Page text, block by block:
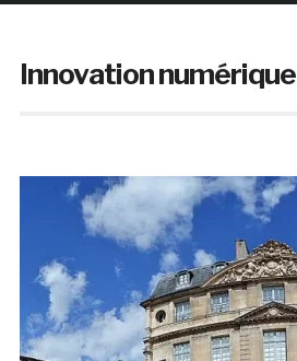
Innovation numérique